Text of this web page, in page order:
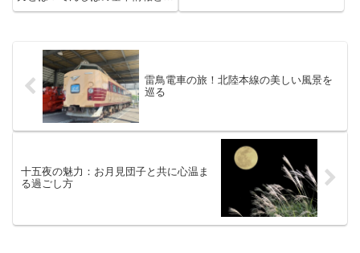
クセス天王寺公園内にある「てん
王寺駅で、徒歩約5分でアクセス
できます。駅周辺には商業施設
雷鳥電車の旅！北陸本線の美しい風景を
巡る
十五夜の魅力：お月見団子と共に心温ま
る過ごし方